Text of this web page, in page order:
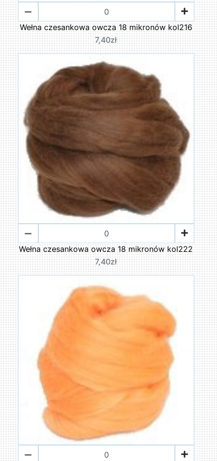
Wełna czesankowa owcza 18 mikronów kol216
7,40zł
Wełna czesankowa owcza 18 mikronów kol222
7,40zł